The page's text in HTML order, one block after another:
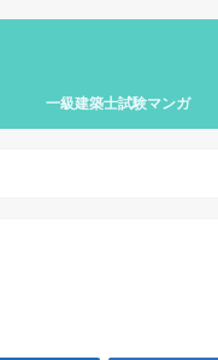
一級建築士試験マンガ